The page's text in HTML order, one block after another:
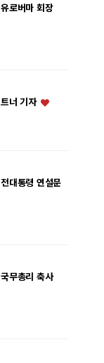
로버마 회장
너 기자
대통령 연설문
무총리 축사